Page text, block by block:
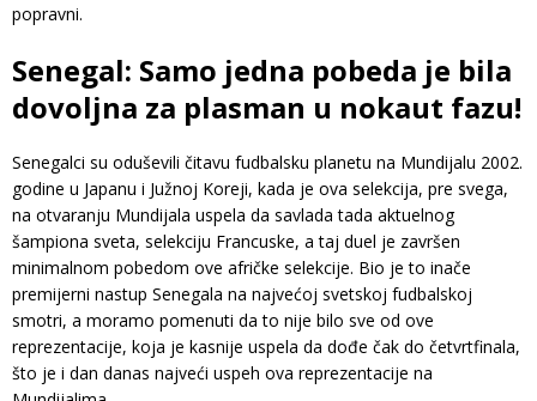
popravni.
Senegal: Samo jedna pobeda je bila
dovoljna za plasman u nokaut fazu!
Senegalci su oduševili čitavu fudbalsku planetu na Mundijalu 2002.
godine u Japanu i Južnoj Koreji, kada je ova selekcija, pre svega,
na otvaranju Mundijala uspela da savlada tada aktuelnog
šampiona sveta, selekciju Francuske, a taj duel je završen
minimalnom pobedom ove afričke selekcije. Bio je to inače
premijerni nastup Senegala na najvećoj svetskoj fudbalskoj
smotri, a moramo pomenuti da to nije bilo sve od ove
reprezentacije, koja je kasnije uspela da dođe čak do četvrtfinala,
što je i dan danas najveći uspeh ova reprezentacije na